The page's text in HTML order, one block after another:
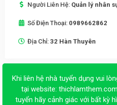
Người Liên Hệ: Quản lý nhân
Số Điện Thoại: 0989662862
Địa Chỉ: 32 Hàn Thuyên
Khi liên hệ nhà tuyển dụng vui
tại website: thichlamthem.com
tuyển hãy cảnh giác với bất kỳ